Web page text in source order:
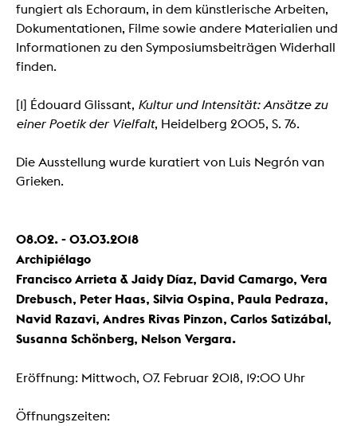
fungiert als Echoraum, in dem künstlerische Arbeiten,
Dokumentationen, Filme sowie andere Materialien und
Informationen zu den Symposiumsbeiträgen Widerhall
finden.
[1] Édouard Glissant, Kultur und Intensität: Ansätze zu
einer Poetik der Vielfalt, Heidelberg 2005, S. 76.
Die Ausstellung wurde kuratiert von Luis Negrón van
Grieken.
08.02. - 03.03.2018
Archipiélago
Francisco Arrieta & Jaidy Díaz, David Camargo, Vera
Drebusch, Peter Haas, Silvia Ospina, Paula Pedraza,
Navid Razavi, Andres Rivas Pinzon, Carlos Satizábal,
Susanna Schönberg, Nelson Vergara.
Eröffnung: Mittwoch, 07. Februar 2018, 19:00 Uhr
Öffnungszeiten: